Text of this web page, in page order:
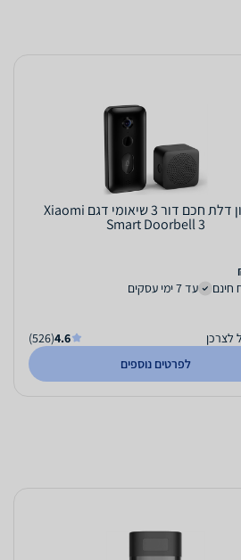
פעמון דלת חכם דור 3 שיאומי דגם Xiaomi
Smart Doorbell 3
חינם
עד 7 ימי עסקים
4.6
(526)
לפרטים נוספים